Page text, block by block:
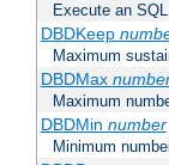
Execute an
DBDKeep
Maximum
DBDMax
Maximum
DBDMin number
Minimum